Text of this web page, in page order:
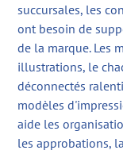
succursales, les
ont besoin de
de la marque. Les
illustrations, le
déconnectés
modèles
aide les
les approbations,